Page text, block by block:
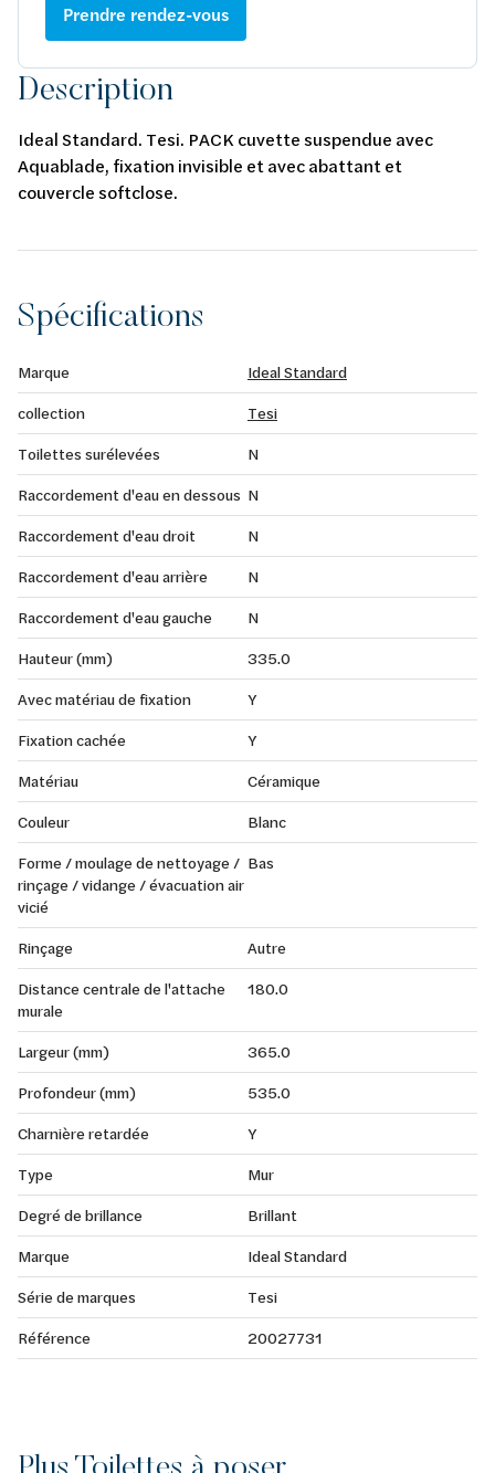
Prendre rendez-vous
Description
Ideal Standard. Tesi. PACK cuvette suspendue avec
Aquablade, fixation invisible et avec abattant et
couvercle softclose.
Spécifications
Marque
Ideal Standard
collection
Tesi
Toilettes surélevées
N
Raccordement d'eau en dessous N
Raccordement d'eau droit
N
Raccordement d'eau arrière
N
Raccordement d'eau gauche
N
Hauteur (mm)
335.0
Avec matériau de fixation
Y
Fixation cachée
Y
Matériau
Céramique
Couleur
Blanc
Forme / moulage de nettoyage /
rinçage / vidange / évacuation air
vicié
Bas
Rinçage
Autre
Distance centrale de l'attache
murale
180.0
Largeur (mm)
365.0
Profondeur (mm)
535.0
Charnière retardée
Y
Type
Mur
Degré de brillance
Brillant
Marque
Ideal Standard
Série de marques
Tesi
Référence
20027731